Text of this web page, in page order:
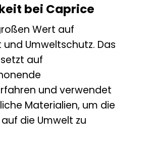
bei Caprice
Wert auf
Umweltschutz. Das
auf
und verwendet
Materialien, um die
die Umwelt zu